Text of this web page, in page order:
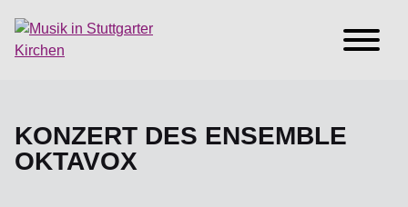
KONZERT DES ENSEMBLE
OKTAVOX